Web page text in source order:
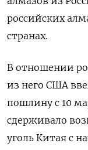
российских
странах.
В отношении
из него США
пошлину с 10
сдерживало
уголь Китая с